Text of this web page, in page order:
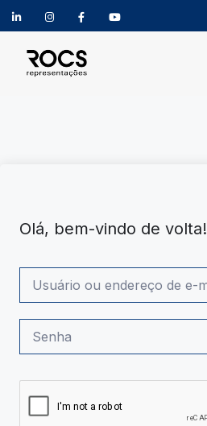
para
Olá, bem-vindo de volta!